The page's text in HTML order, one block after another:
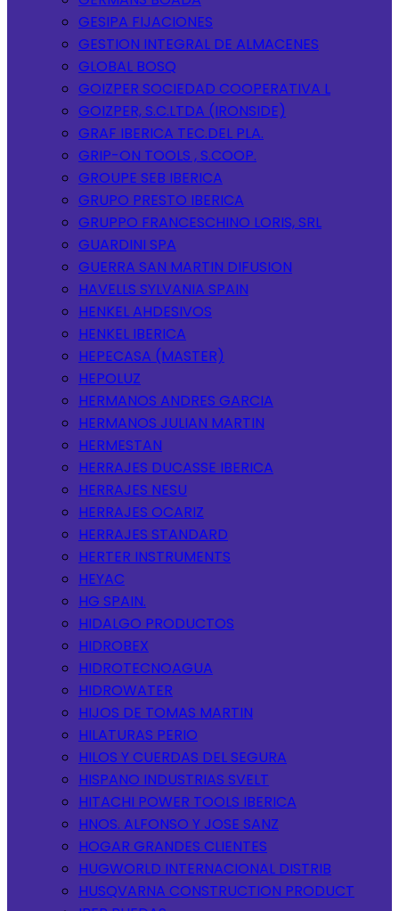
GESIPA FIJACIONES
GESTION INTEGRAL DE ALMACENES
GLOBAL BOSQ
GOIZPER SOCIEDAD COOPERATIVA L
GOIZPER, S.C.LTDA (IRONSIDE)
GRAF IBERICA TEC.DEL PLA.
GRIP-ON TOOLS , S.COOP.
GROUPE SEB IBERICA
GRUPO PRESTO IBERICA
GRUPPO FRANCESCHINO LORIS, SRL
GUARDINI SPA
GUERRA SAN MARTIN DIFUSION
HAVELLS SYLVANIA SPAIN
HENKEL AHDESIVOS
HENKEL IBERICA
HEPECASA (MASTER)
HEPOLUZ
HERMANOS ANDRES GARCIA
HERMANOS JULIAN MARTIN
HERMESTAN
HERRAJES DUCASSE IBERICA
HERRAJES NESU
HERRAJES OCARIZ
HERRAJES STANDARD
HERTER INSTRUMENTS
HEYAC
HG SPAIN.
HIDALGO PRODUCTOS
HIDROBEX
HIDROTECNOAGUA
HIDROWATER
HIJOS DE TOMAS MARTIN
HILATURAS PERIO
HILOS Y CUERDAS DEL SEGURA
HISPANO INDUSTRIAS SVELT
HITACHI POWER TOOLS IBERICA
HNOS. ALFONSO Y JOSE SANZ
HOGAR GRANDES CLIENTES
HUGWORLD INTERNACIONAL DISTRIB
HUSQVARNA CONSTRUCTION PRODUCT